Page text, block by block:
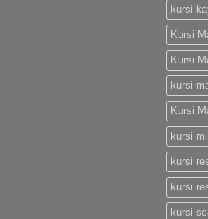
kursi
Kursi
Kursi
kursi
Kursi
kursi
kursi
kursi
kursi